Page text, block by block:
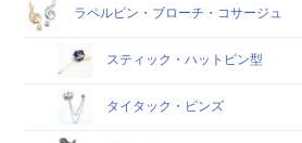
ラペルピン・ブローチ・コサージュ
スティック・ハットピン型
タイタック・ピンズ